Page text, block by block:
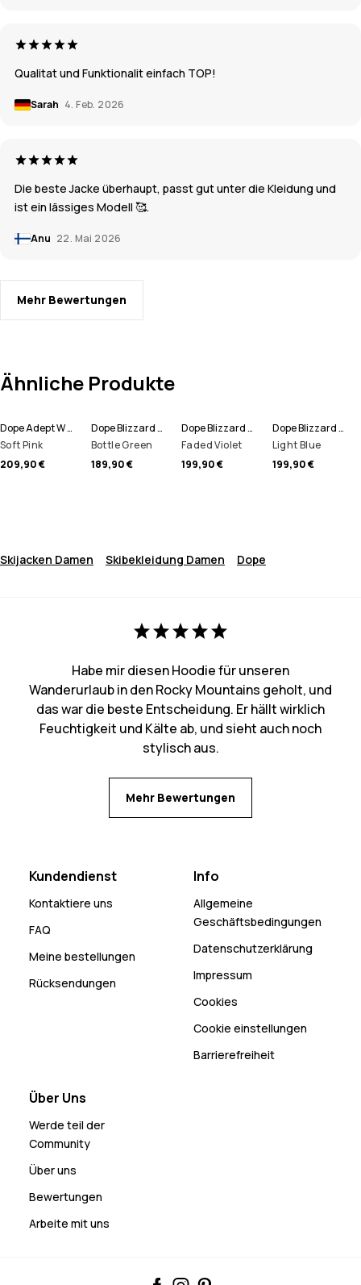
Qualitat und Funktionalit einfach TOP!
Sarah 4. Feb. 2026
Die beste Jacke überhaupt, passt gut unter die Kleidung und
ist ein lässiges Modell 🥰.
Anu 22. Mai 2026
Mehr Bewertungen
Ähnliche Produkte
Dope Adept W Skijacke Damen
Soft Pink
209,90 €
Dope Blizzard W Skijacke Damen
Bottle Green
189,90 €
Dope Blizzard W Full Zip Skijacke Damen
Faded Violet
199,90 €
Dope Blizzard W Full Zip Skijacke Damen
Light Blue
199,90 €
Skijacken Damen Skibekleidung Damen Dope
Habe mir diesen Hoodie für unseren
Wanderurlaub in den Rocky Mountains geholt, und
das war die beste Entscheidung. Er hällt wirklich
Feuchtigkeit und Kälte ab, und sieht auch noch
stylisch aus.
Mehr Bewertungen
Kundendienst
Kontaktiere uns
FAQ
Meine bestellungen
Rücksendungen
Info
Allgemeine
Geschäftsbedingungen
Datenschutzerklärung
Impressum
Cookies
Cookie einstellungen
Barrierefreiheit
Über Uns
Werde teil der
Community
Über uns
Bewertungen
Arbeite mit uns